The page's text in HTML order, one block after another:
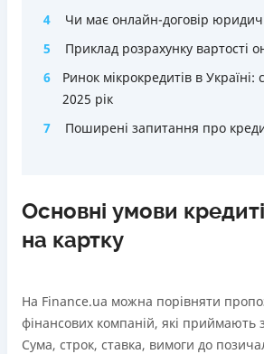
4
Чи має онлайн-договір
5
Приклад розрахунку вартості
6
Ринок мікрокредитів в Україні:
2025 рік
7
Поширені запитання про
Основні умови
на картку
На Finance.ua можна порівняти
фінансових компаній, які приймають
Сума, строк, ставка, вимоги до